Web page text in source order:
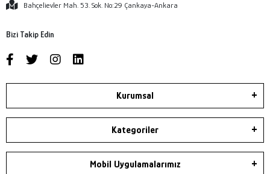
Bahçelievler Mah. 53. Sok. No:29 Çankaya-Ankara
Bizi Takip Edin
Kurumsal
Kategoriler
Mobil Uygulamalarımız